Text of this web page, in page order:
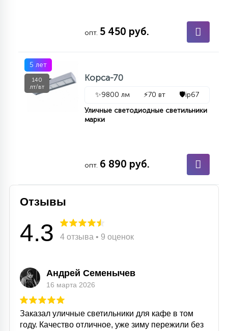
опт. 5 450 руб.
5 лет
140
лт/вт
Корса-70
✨9800 лм ⚡70 вт 🛡️ip67
Уличные светодиодные светильники
марки
опт. 6 890 руб.
Отзывы
4.3 4 отзыва • 9 оценок
Андрей Семенычев
16 марта 2026
Заказал уличные светильники для кафе в том
году. Качество отличное, уже зиму пережили без